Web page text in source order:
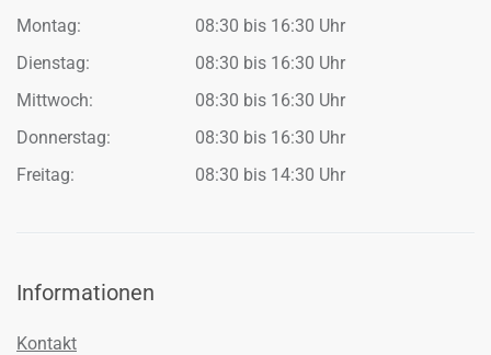
Montag:
08:30 bis 16:30 Uhr
Dienstag:
08:30 bis 16:30 Uhr
Mittwoch:
08:30 bis 16:30 Uhr
Donnerstag:
08:30 bis 16:30 Uhr
Freitag:
08:30 bis 14:30 Uhr
Informationen
Kontakt